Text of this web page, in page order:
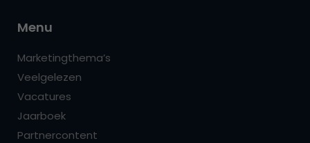
Menu
Marketingthema’s
Veelgelezen
Vacatures
Jaarboek
Partnercontent